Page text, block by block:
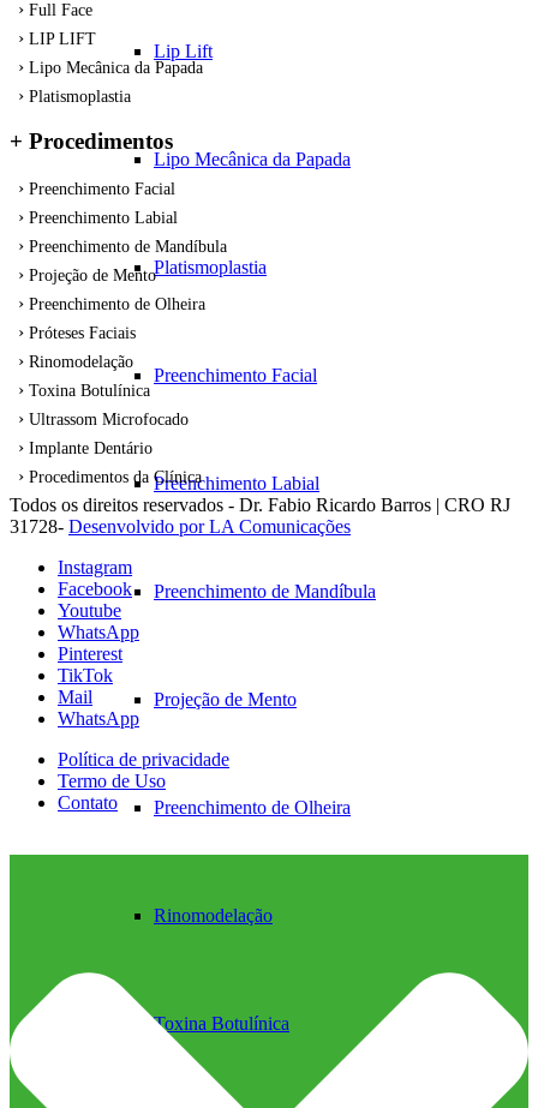
Lip Lift
Lipo Mecânica da Papada
Platismoplastia
Preenchimento Facial
Preenchimento Labial
Preenchimento de Mandíbula
Projeção de Mento
Preenchimento de Olheira
Rinomodelação
Toxina Botulínica
Full Face
LIP LIFT
Lipo Mecânica da Papada
Platismoplastia
+ Procedimentos
Preenchimento Facial
Preenchimento Labial
Preenchimento de Mandíbula
Projeção de Mento
Preenchimento de Olheira
Próteses Faciais
Rinomodelação
Toxina Botulínica
Ultrassom Microfocado
Implante Dentário
Procedimentos da Clínica
Todos os direitos reservados - Dr. Fabio Ricardo Barros | CRO RJ
31728- Desenvolvido por LA Comunicações
Instagram
Facebook
Youtube
WhatsApp
Pinterest
TikTok
Mail
WhatsApp
Política de privacidade
Termo de Uso
Contato